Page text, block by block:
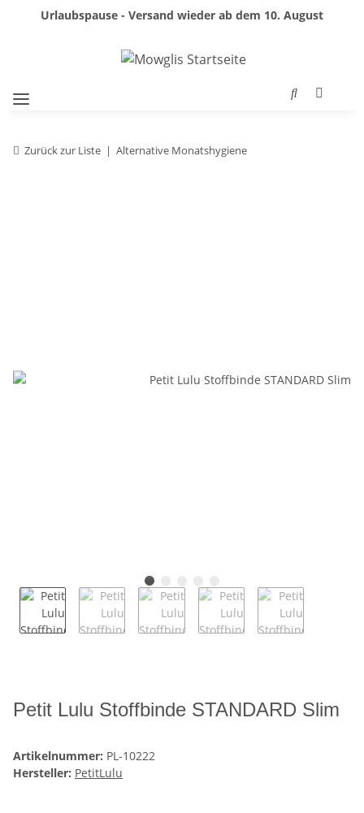
Urlaubspause - Versand wieder ab dem 10. August
Zurück zur Liste Alternative Monatshygiene
Petit Lulu Stoffbinde STANDARD Slim
Artikelnummer: PL-10222
Hersteller: PetitLulu